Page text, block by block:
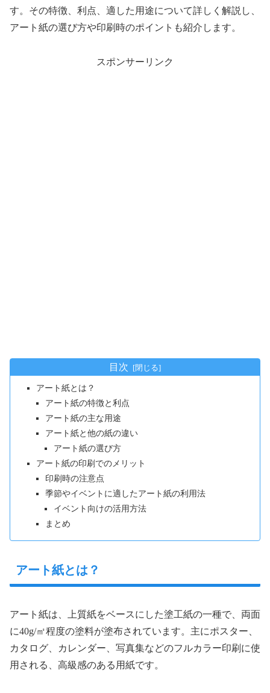
す。その特徴、利点、適した用途について詳しく解説し、
アート紙の選び方や印刷時のポイントも紹介します。
スポンサーリンク
目次
アート紙とは？
アート紙の特徴と利点
アート紙の主な用途
アート紙と他の紙の違い
アート紙の選び方
アート紙の印刷でのメリット
印刷時の注意点
季節やイベントに適したアート紙の利用法
イベント向けの活用方法
まとめ
アート紙とは？
アート紙は、上質紙をベースにした塗工紙の一種で、両面
に40g/㎡程度の塗料が塗布されています。主にポスター、
カタログ、カレンダー、写真集などのフルカラー印刷に使
用される、高級感のある用紙です。